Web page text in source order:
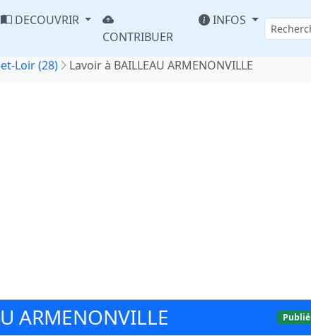
DECOUVRIR
CONTRIBUER
INFOS
Loir (28) Lavoir à BAILLEAU ARMENONVILLE
ARMENONVILLE Publié